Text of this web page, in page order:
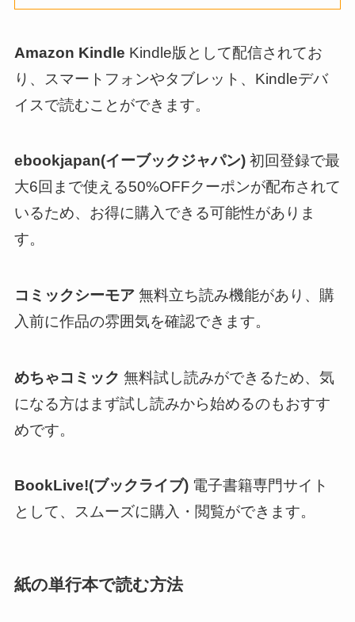
Amazon Kindle Kindle版として配信されてお
り、スマートフォンやタブレット、Kindleデバ
イスで読むことができます。
ebookjapan(イーブックジャパン)初回登録で最
大6回まで使える50%OFFクーポンが配布されて
いるため、お得に購入できる可能性がありま
す。
コミックシーモア無料立ち読み機能があり、購
入前に作品の雰囲気を確認できます。
めちゃコミック 無料試し読みができるため、気
になる方はまず試し読みから始めるのもおすす
めです。
BookLive!(ブックライブ)電子書籍専門サイト
として、スムーズに購入・閲覧ができます。
紙の単行本で読む方法